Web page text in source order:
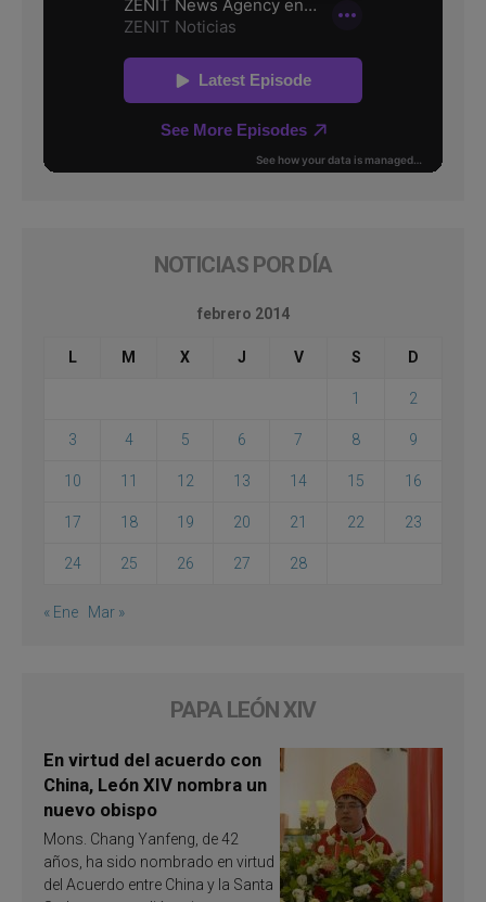
NOTICIAS POR DÍA
febrero 2014
L M X J V S D
1 2
3 4 5 6 7 8 9
10 11 12 13 14 15 16
17 18 19 20 21 22 23
24 25 26 27 28
« Ene Mar »
PAPA LEÓN XIV
En virtud del acuerdo con
China, León XIV nombra un
nuevo obispo
Mons. Chang Yanfeng, de 42
años, ha sido nombrado en virtud
del Acuerdo entre China y la Santa